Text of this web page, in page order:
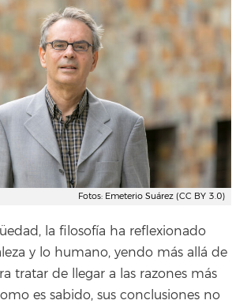
Fotos: Emeterio Suárez (CC BY 3.0)
la filosofía ha reflexionado
y lo humano, yendo más allá de
tratar de llegar a las razones más
es sabido, sus conclusiones no